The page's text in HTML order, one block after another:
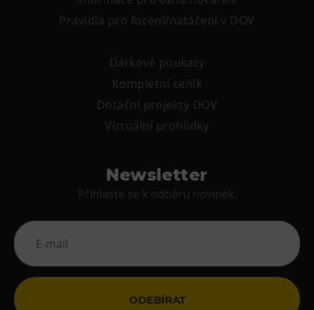
Pravidla pro focení/natáčení v DOV
Dárkové poukazy
Kompletní ceník
Dotační projekty DOV
Virtuální prohlídky
Newsletter
Přihlaste se k odběru novinek.
ODEBÍRAT